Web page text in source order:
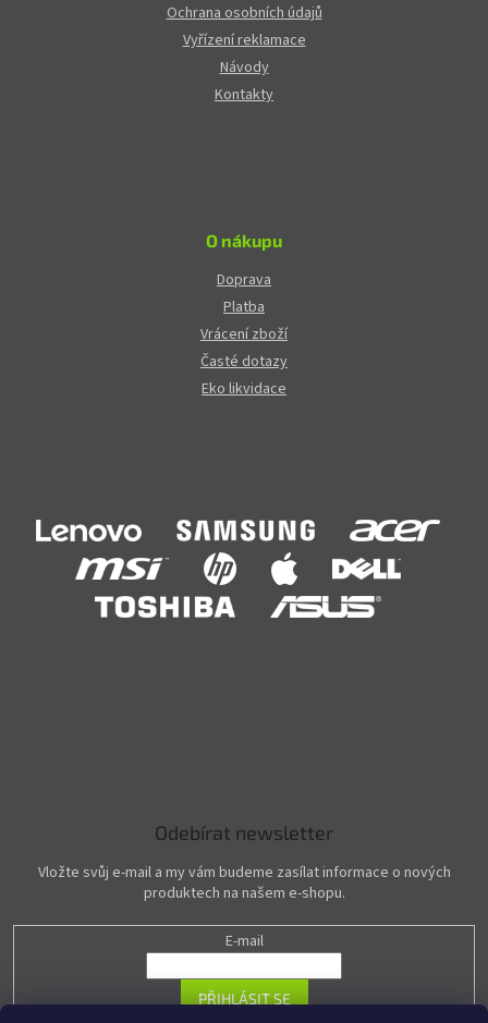
Ochrana osobních údajů
Vyřízení reklamace
Návody
Kontakty
O nákupu
Doprava
Platba
Vrácení zboží
Časté dotazy
Eko likvidace
Odebírat newsletter
Vložte svůj e-mail a my vám budeme zasílat informace o nových
produktech na našem e-shopu.
E-mail
PŘIHLÁSIT SE